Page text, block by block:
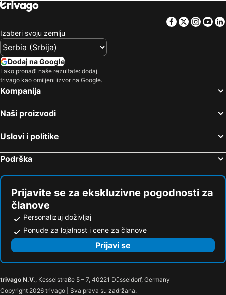
Hoteli Blomberg
Hoteli Paderborn
Hoteli Aldenhoven
Hoteli Bottrop
Hoteli Milhajm an der Rur
Hoteli Dormagen
Hoteli Moers
Hoteli Lindlar
Hoteli Bad Laasfe
Hoteli Marl
Hoteli Netphen
Hoteli Bad Sasendorf
Facebook
Twitter
Izaberi svoju zemlju
Dodaj na Google
Lako pronađi naše rezultate: dodaj
trivago kao omiljeni izvor na Google.
Kompanija
Naši proizvodi
Uslovi i politike
Podrška
Prijavite se za ekskluzivne pogodnosti za
članove
Personalizuj doživljaj
Ponude za lojalnost i cene za članove
Prijavi se
trivago N.V., Kesselstraße 5 – 7, 40221 Düsseldorf, Germany
Copyright 2026 trivago | Sva prava su zadržana.